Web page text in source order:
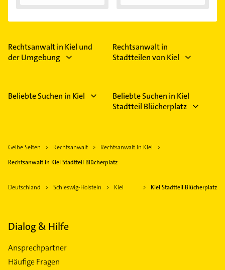
Rechtsanwalt in Kiel und
der Umgebung
Rechtsanwalt in
Stadtteilen von Kiel
Beliebte Suchen in Kiel
Beliebte Suchen in Kiel
Stadtteil Blücherplatz
Gelbe Seiten Rechtsanwalt
Rechtsanwalt in Kiel
Rechtsanwalt in Kiel Stadtteil Blücherplatz
Deutschland Schleswig-Holstein Kiel Kiel Stadtteil Blücherplatz
Dialog & Hilfe
Ansprechpartner
Häufige Fragen